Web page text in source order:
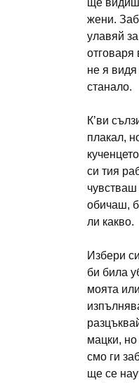
жени.
улавяй
отговаря
не я
станало.
К’ви
плакал,
си тия
обичаш,
ли какво.
Избери
би била
моята
мацки,
смо ги
ще се